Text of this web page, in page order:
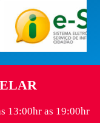
13:00hr as 19:00hr